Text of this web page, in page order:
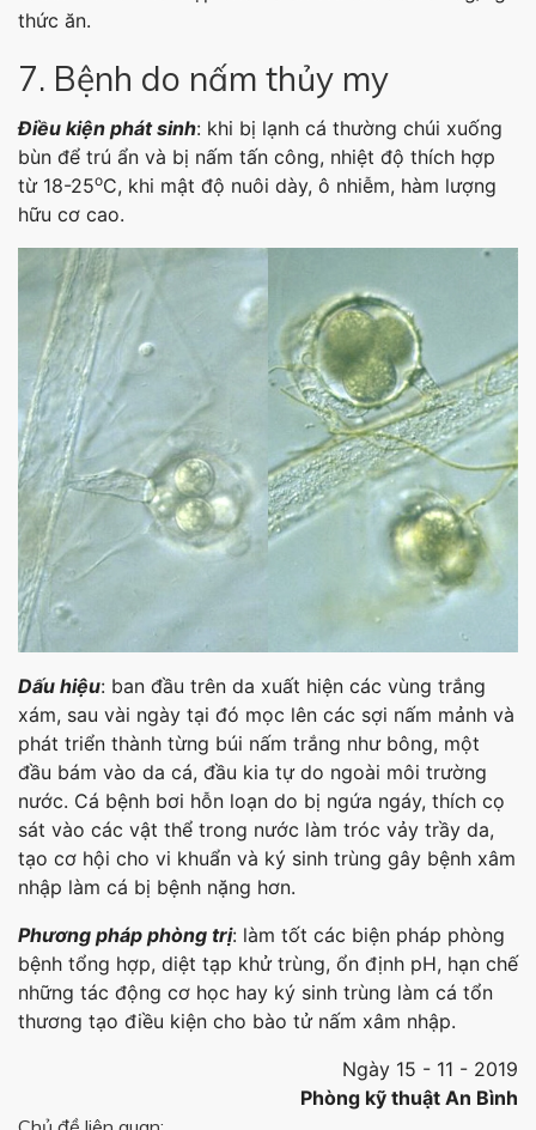
thức ăn.
7. Bệnh do nấm thủy my
Điều kiện phát sinh: khi bị lạnh cá thường chúi xuống
bùn để trú ẩn và bị nấm tấn công, nhiệt độ thích hợp
từ 18-25oC, khi mật độ nuôi dày, ô nhiễm, hàm lượng
hữu cơ cao.
Dấu hiệu: ban đầu trên da xuất hiện các vùng trắng
xám, sau vài ngày tại đó mọc lên các sợi nấm mảnh và
phát triển thành từng búi nấm trắng như bông, một
đầu bám vào da cá, đầu kia tự do ngoài môi trường
nước. Cá bệnh bơi hỗn loạn do bị ngứa ngáy, thích cọ
sát vào các vật thể trong nước làm tróc vảy trầy da,
tạo cơ hội cho vi khuẩn và ký sinh trùng gây bệnh xâm
nhập làm cá bị bệnh nặng hơn.
Phương pháp phòng trị: làm tốt các biện pháp phòng
bệnh tổng hợp, diệt tạp khử trùng, ổn định pH, hạn chế
những tác động cơ học hay ký sinh trùng làm cá tổn
thương tạo điều kiện cho bào tử nấm xâm nhập.
Ngày 15 - 11 - 2019
Phòng kỹ thuật An Bình